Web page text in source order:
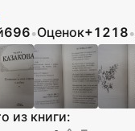
696•Оценок+1218•
из книги: